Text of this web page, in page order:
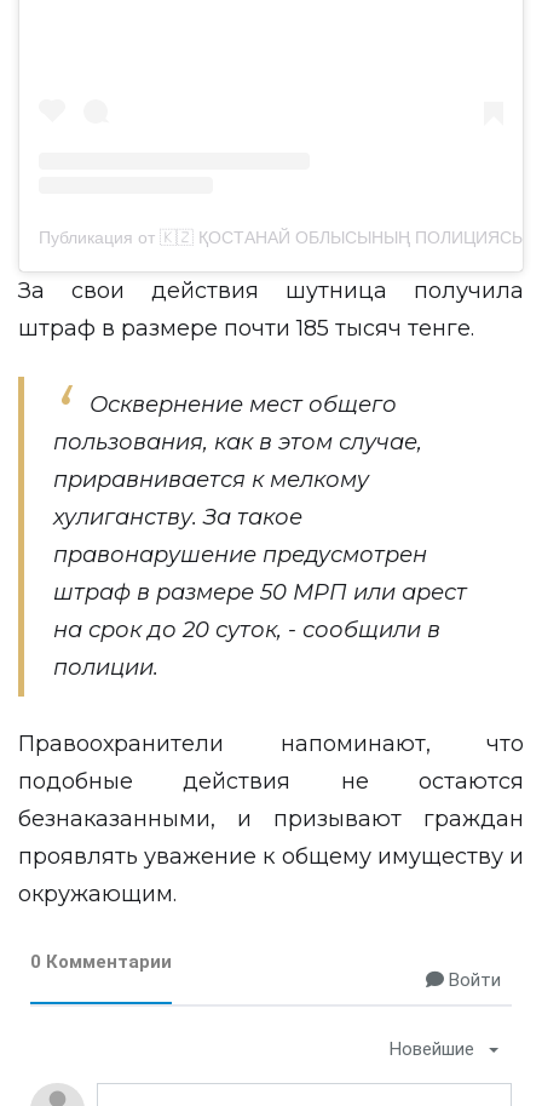
Публикация от 🇰🇿 ҚОСТАНАЙ ОБЛЫСЫНЫҢ ПОЛИЦИЯСЫ
За свои действия шутница получила
штраф в размере почти 185 тысяч тенге.
Осквернение мест общего
пользования, как в этом случае,
приравнивается к мелкому
хулиганству. За такое
правонарушение предусмотрен
штраф в размере 50 МРП или арест
на срок до 20 суток, - сообщили в
полиции.
Правоохранители напоминают, что
подобные действия не остаются
безнаказанными, и призывают граждан
проявлять уважение к общему имуществу и
окружающим.
0 Комментарии
Войти
Новейшие